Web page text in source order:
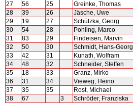
27
56 25 Greinke, Thomas
28
39 26 Jäsche, Uwe
29
19 27 Schützka, Georg
30
54 28 Pohling, Marco
31
83 29 Findeisen, Marvin
32
50 30 Schmidt, Hans-Georg
33
42 31 Kunath, Wolfram
34
48 32 Schneider, Steffen
35
18 33 Granz, Mirko
36
31 34 Vieweg, Heino
37
35 35 Rost, Michael
38
67 3 Schröder, Franziska